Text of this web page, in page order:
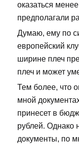
оказаться
предполагали
Думаю, ему по
европейский
ширине плеч
плеч и может
Тем более, что
мной
принесет в
рублей. Однако
документы, по